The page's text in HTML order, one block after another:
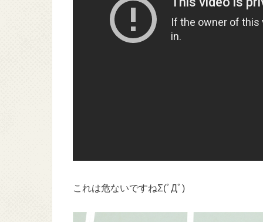
これは危ないですねΣ(ﾟДﾟ)